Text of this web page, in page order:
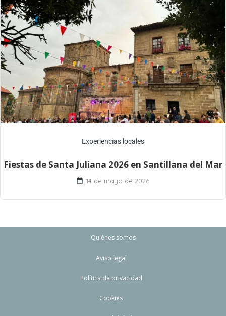
Experiencias locales
Fiestas de Santa Juliana 2026 en Santillana del Mar
14 de mayo de 2026
Quiénes somos
Aviso legal
Política de privacidad
Cookies